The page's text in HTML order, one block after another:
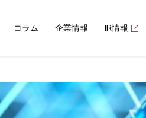
コラム 企業情報 IR情報